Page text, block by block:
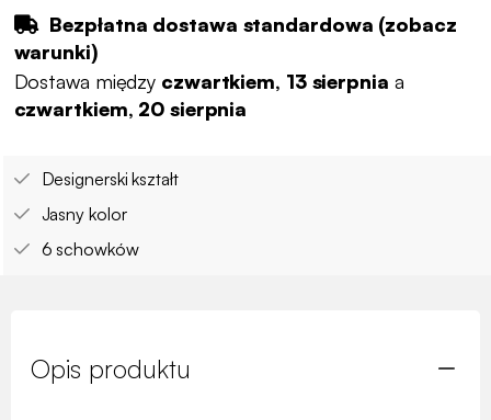
Bezpłatna dostawa standardowa (zobacz
warunki)
Dostawa między czwartkiem, 13 sierpnia a
czwartkiem, 20 sierpnia
Designerski kształt
Jasny kolor
6 schowków
Opis produktu